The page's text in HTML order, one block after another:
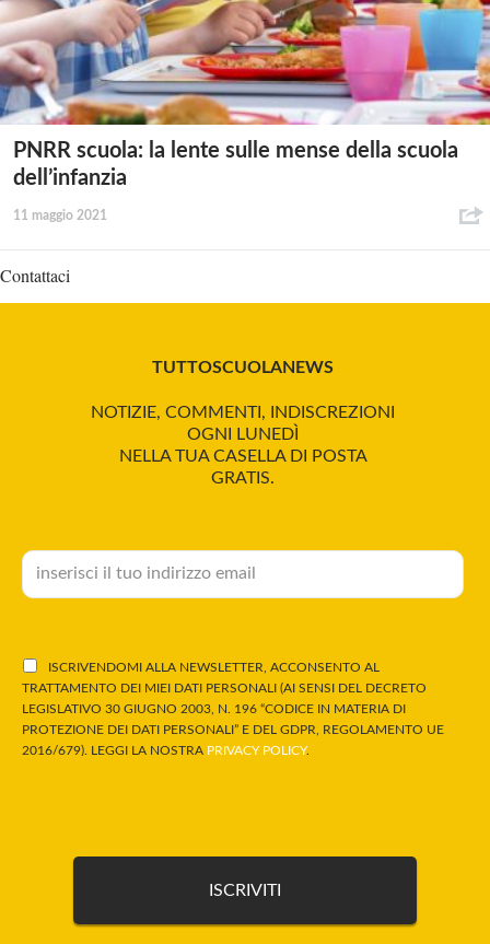
PNRR scuola: la lente sulle mense della scuola
dell’infanzia
11 maggio 2021
Contattaci
TUTTOSCUOLANEWS
NOTIZIE, COMMENTI, INDISCREZIONI
OGNI LUNEDÌ
NELLA TUA CASELLA DI POSTA
GRATIS.
ISCRIVENDOMI ALLA NEWSLETTER, ACCONSENTO AL
TRATTAMENTO DEI MIEI DATI PERSONALI (AI SENSI DEL DECRETO
LEGISLATIVO 30 GIUGNO 2003, N. 196 “CODICE IN MATERIA DI
PROTEZIONE DEI DATI PERSONALI” E DEL GDPR, REGOLAMENTO UE
2016/679). LEGGI LA NOSTRA PRIVACY POLICY.